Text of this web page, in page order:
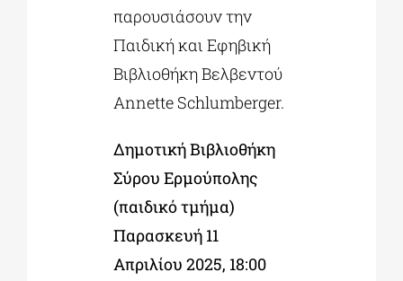
παρουσιάσουν την
Παιδική και Εφηβική
Βιβλιοθήκη Βελβεντού
Annette Schlumberger.
Δημοτική Βιβλιοθήκη
Σύρου Ερμούπολης
(παιδικό τμήμα)
Παρασκευή 11
Απριλίου 2025, 18:00